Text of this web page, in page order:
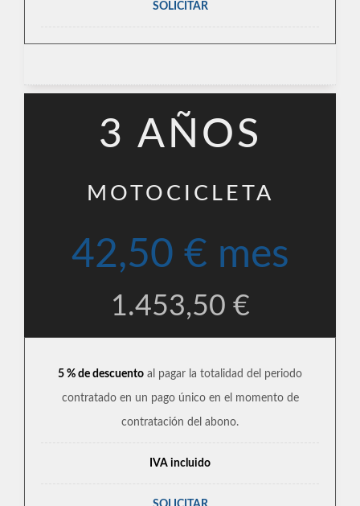
SOLICITAR
3 AÑOS
MOTOCICLETA
42,50 € mes
1.453,50 €
5 % de descuento al pagar la totalidad del periodo
contratado en un pago único en el momento de
contratación del abono.
IVA incluido